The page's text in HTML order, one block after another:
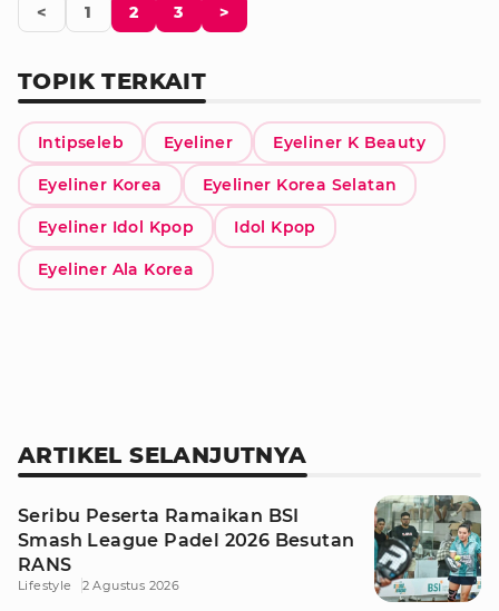
< 1 2 3 >
TOPIK TERKAIT
Intipseleb Eyeliner Eyeliner K Beauty
Eyeliner Korea Eyeliner Korea Selatan
Eyeliner Idol Kpop Idol Kpop
Eyeliner Ala Korea
ARTIKEL SELANJUTNYA
Seribu Peserta Ramaikan BSI
Smash League Padel 2026 Besutan
RANS
Lifestyle 2 Agustus 2026